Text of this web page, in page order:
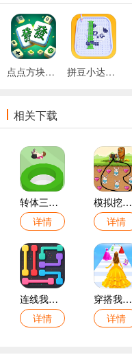
点点方块消消游戏 拼豆小达人游戏
相关下载
转体三周半游戏
详情
模拟挖掘黄金矿工游戏
详情
连线我最强游戏
详情
穿搭我做主游戏
详情